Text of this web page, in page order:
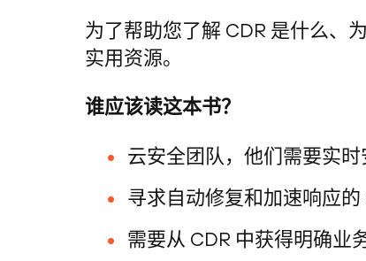
为了帮助您了解 CDR 是什么、
实用资源。
谁应该读这本书？
云安全团队，他们需要实时
寻求自动修复和加速响应的
需要从 CDR 中获得明确业